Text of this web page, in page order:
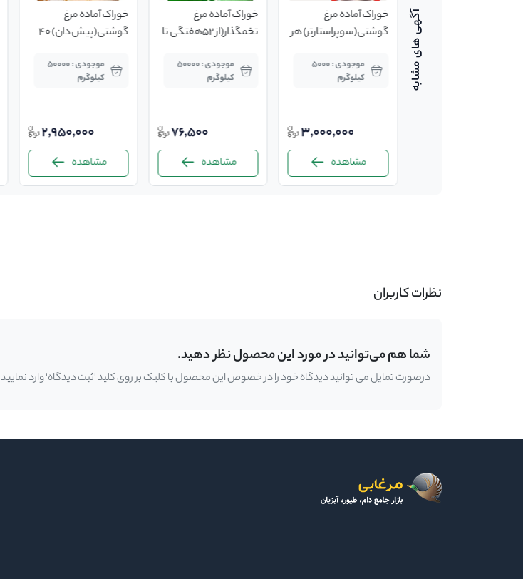
خوراک آماده مرغ
گوشتی(سوپراستارتر) هر
موجودی : 5000
کیلوگرم
3,000,000
مشاهده
خوراک آماده مرغ
تخمگذار(از 52هفتگی تا
موجودی : 50000
کیلوگرم
76,500
مشاهده
خوراک آماده مرغ
گوشتی(پیش دان) 40
موجودی : 50000
کیلوگرم
2,950,000
مشاهده
نظرات کاربران
شما هم می‌توانید در مورد این محصول نظر دهید.
درصورت تمایل می توانید دیدگاه خود را در خصوص این محصول با کلیک بر روی کلید 'ثبت دیدگاه' وارد نمایید